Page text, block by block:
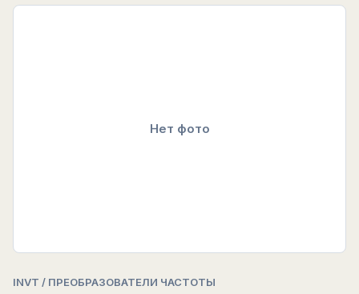
Нет фото
INVT / ПРЕОБРАЗОВАТЕЛИ ЧАСТОТЫ